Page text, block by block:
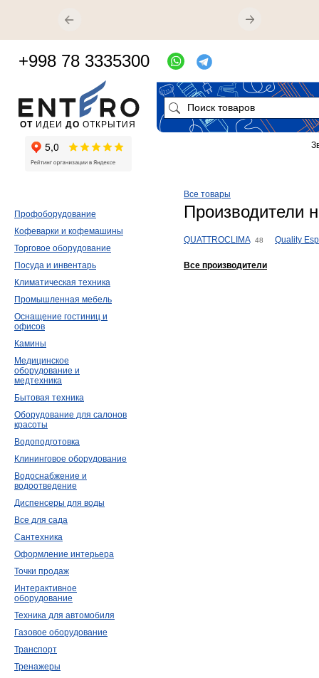
Все товары
Производители
QUATTROCLIMA 48 Quality
Все производители
Профоборудование
Кофеварки и кофемашины
Торговое оборудование
Посуда и инвентарь
Климатическая техника
Промышленная мебель
Оснащение гостиниц и
офисов
Камины
Медицинское
оборудование и
медтехника
Бытовая техника
Оборудование для салонов
красоты
Водоподготовка
Клининговое оборудование
Водоснабжение и
водоотведение
Диспенсеры для воды
Все для сада
Сантехника
Оформление интерьера
Точки продаж
Интерактивное
оборудование
Техника для автомобиля
Газовое оборудование
Транспорт
Тренажеры
ОТ ИДЕИ ДО ОТКРЫТИЯ
+998 78 3335300